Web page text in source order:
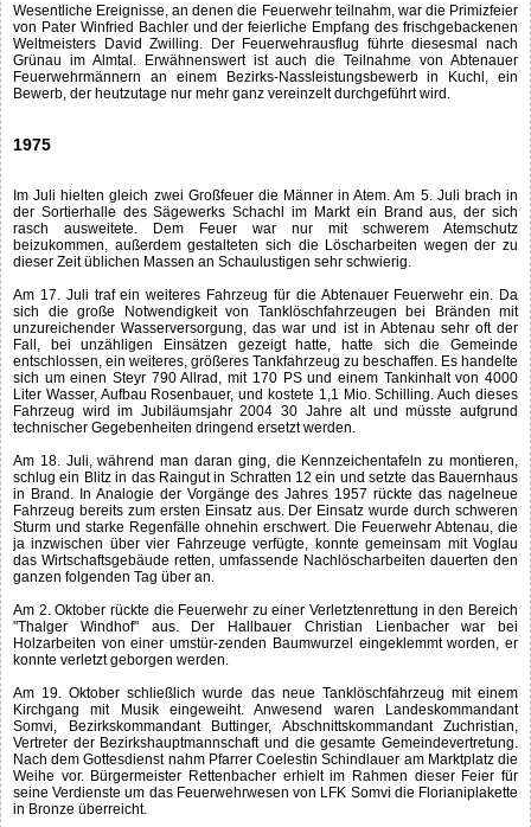
Wesentliche Ereignisse, an denen die Feuerwehr teilnahm, war die Primizfeier
von Pater Winfried Bachler und der feierliche Empfang des frischgebackenen
Weltmeisters David Zwilling. Der Feuerwehrausflug führte diesesmal nach
Grünau im Almtal. Erwähnenswert ist auch die Teilnahme von Abtenauer
Feuerwehrmännern an einem Bezirks-Nassleistungsbewerb in Kuchl, ein
Bewerb, der heutzutage nur mehr ganz vereinzelt durchgeführt wird.
1975
Im Juli hielten gleich zwei Großfeuer die Männer in Atem. Am 5. Juli brach in
der Sortierhalle des Sägewerks Schachl im Markt ein Brand aus, der sich
rasch ausweitete. Dem Feuer war nur mit schwerem Atemschutz
beizukommen, außerdem gestalteten sich die Löscharbeiten wegen der zu
dieser Zeit üblichen Massen an Schaulustigen sehr schwierig.
Am 17. Juli traf ein weiteres Fahrzeug für die Abtenauer Feuerwehr ein. Da
sich die große Notwendigkeit von Tanklöschfahrzeugen bei Bränden mit
unzureichender Wasserversorgung, das war und ist in Abtenau sehr oft der
Fall, bei unzähligen Einsätzen gezeigt hatte, hatte sich die Gemeinde
entschlossen, ein weiteres, größeres Tankfahrzeug zu beschaffen. Es handelte
sich um einen Steyr 790 Allrad, mit 170 PS und einem Tankinhalt von 4000
Liter Wasser, Aufbau Rosenbauer, und kostete 1,1 Mio. Schilling. Auch dieses
Fahrzeug wird im Jubiläumsjahr 2004 30 Jahre alt und müsste aufgrund
technischer Gegebenheiten dringend ersetzt werden.
Am 18. Juli, während man daran ging, die Kennzeichentafeln zu montieren,
schlug ein Blitz in das Raingut in Schratten 12 ein und setzte das Bauernhaus
in Brand. In Analogie der Vorgänge des Jahres 1957 rückte das nagelneue
Fahrzeug bereits zum ersten Einsatz aus. Der Einsatz wurde durch schweren
Sturm und starke Regenfälle ohnehin erschwert. Die Feuerwehr Abtenau, die
ja inzwischen über vier Fahrzeuge verfügte, konnte gemeinsam mit Voglau
das Wirtschaftsgebäude retten, umfassende Nachlöscharbeiten dauerten den
ganzen folgenden Tag über an.
Am 2. Oktober rückte die Feuerwehr zu einer Verletztenrettung in den Bereich
"Thalger Windhof" aus. Der Hallbauer Christian Lienbacher war bei
Holzarbeiten von einer umstür-zenden Baumwurzel eingeklemmt worden, er
konnte verletzt geborgen werden.
Am 19. Oktober schließlich wurde das neue Tanklöschfahrzeug mit einem
Kirchgang mit Musik eingeweiht. Anwesend waren Landeskommandant
Somvi, Bezirkskommandant Buttinger, Abschnittskommandant Zuchristian,
Vertreter der Bezirkshauptmannschaft und die gesamte Gemeindevertretung.
Nach dem Gottesdienst nahm Pfarrer Coelestin Schindlauer am Marktplatz die
Weihe vor. Bürgermeister Rettenbacher erhielt im Rahmen dieser Feier für
seine Verdienste um das Feuerwehrwesen von LFK Somvi die Florianiplakette
in Bronze überreicht.